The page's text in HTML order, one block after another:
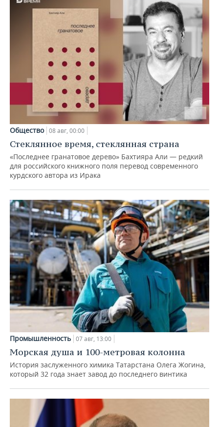
Общество 08 авг, 00:00
Стеклянное время, стеклянная страна
«Последнее гранатовое дерево» Бахтияра Али — редкий
для российского книжного поля перевод современного
курдского автора из Ирака
Промышленность 07 авг, 13:00
Морская душа и 100-метровая колонна
История заслуженного химика Татарстана Олега Жогина,
который 32 года знает завод до последнего винтика